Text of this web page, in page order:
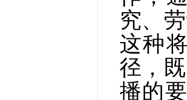
究、
这种
径，
播的